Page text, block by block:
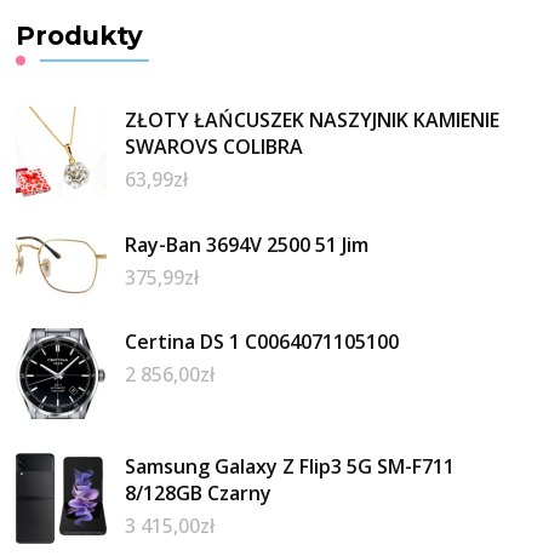
Produkty
ZŁOTY ŁAŃCUSZEK NASZYJNIK KAMIENIE
SWAROVS COLIBRA
63,99zł
Ray-Ban 3694V 2500 51 Jim
375,99zł
Certina DS 1 C0064071105100
2 856,00zł
Samsung Galaxy Z Flip3 5G SM-F711
8/128GB Czarny
3 415,00zł